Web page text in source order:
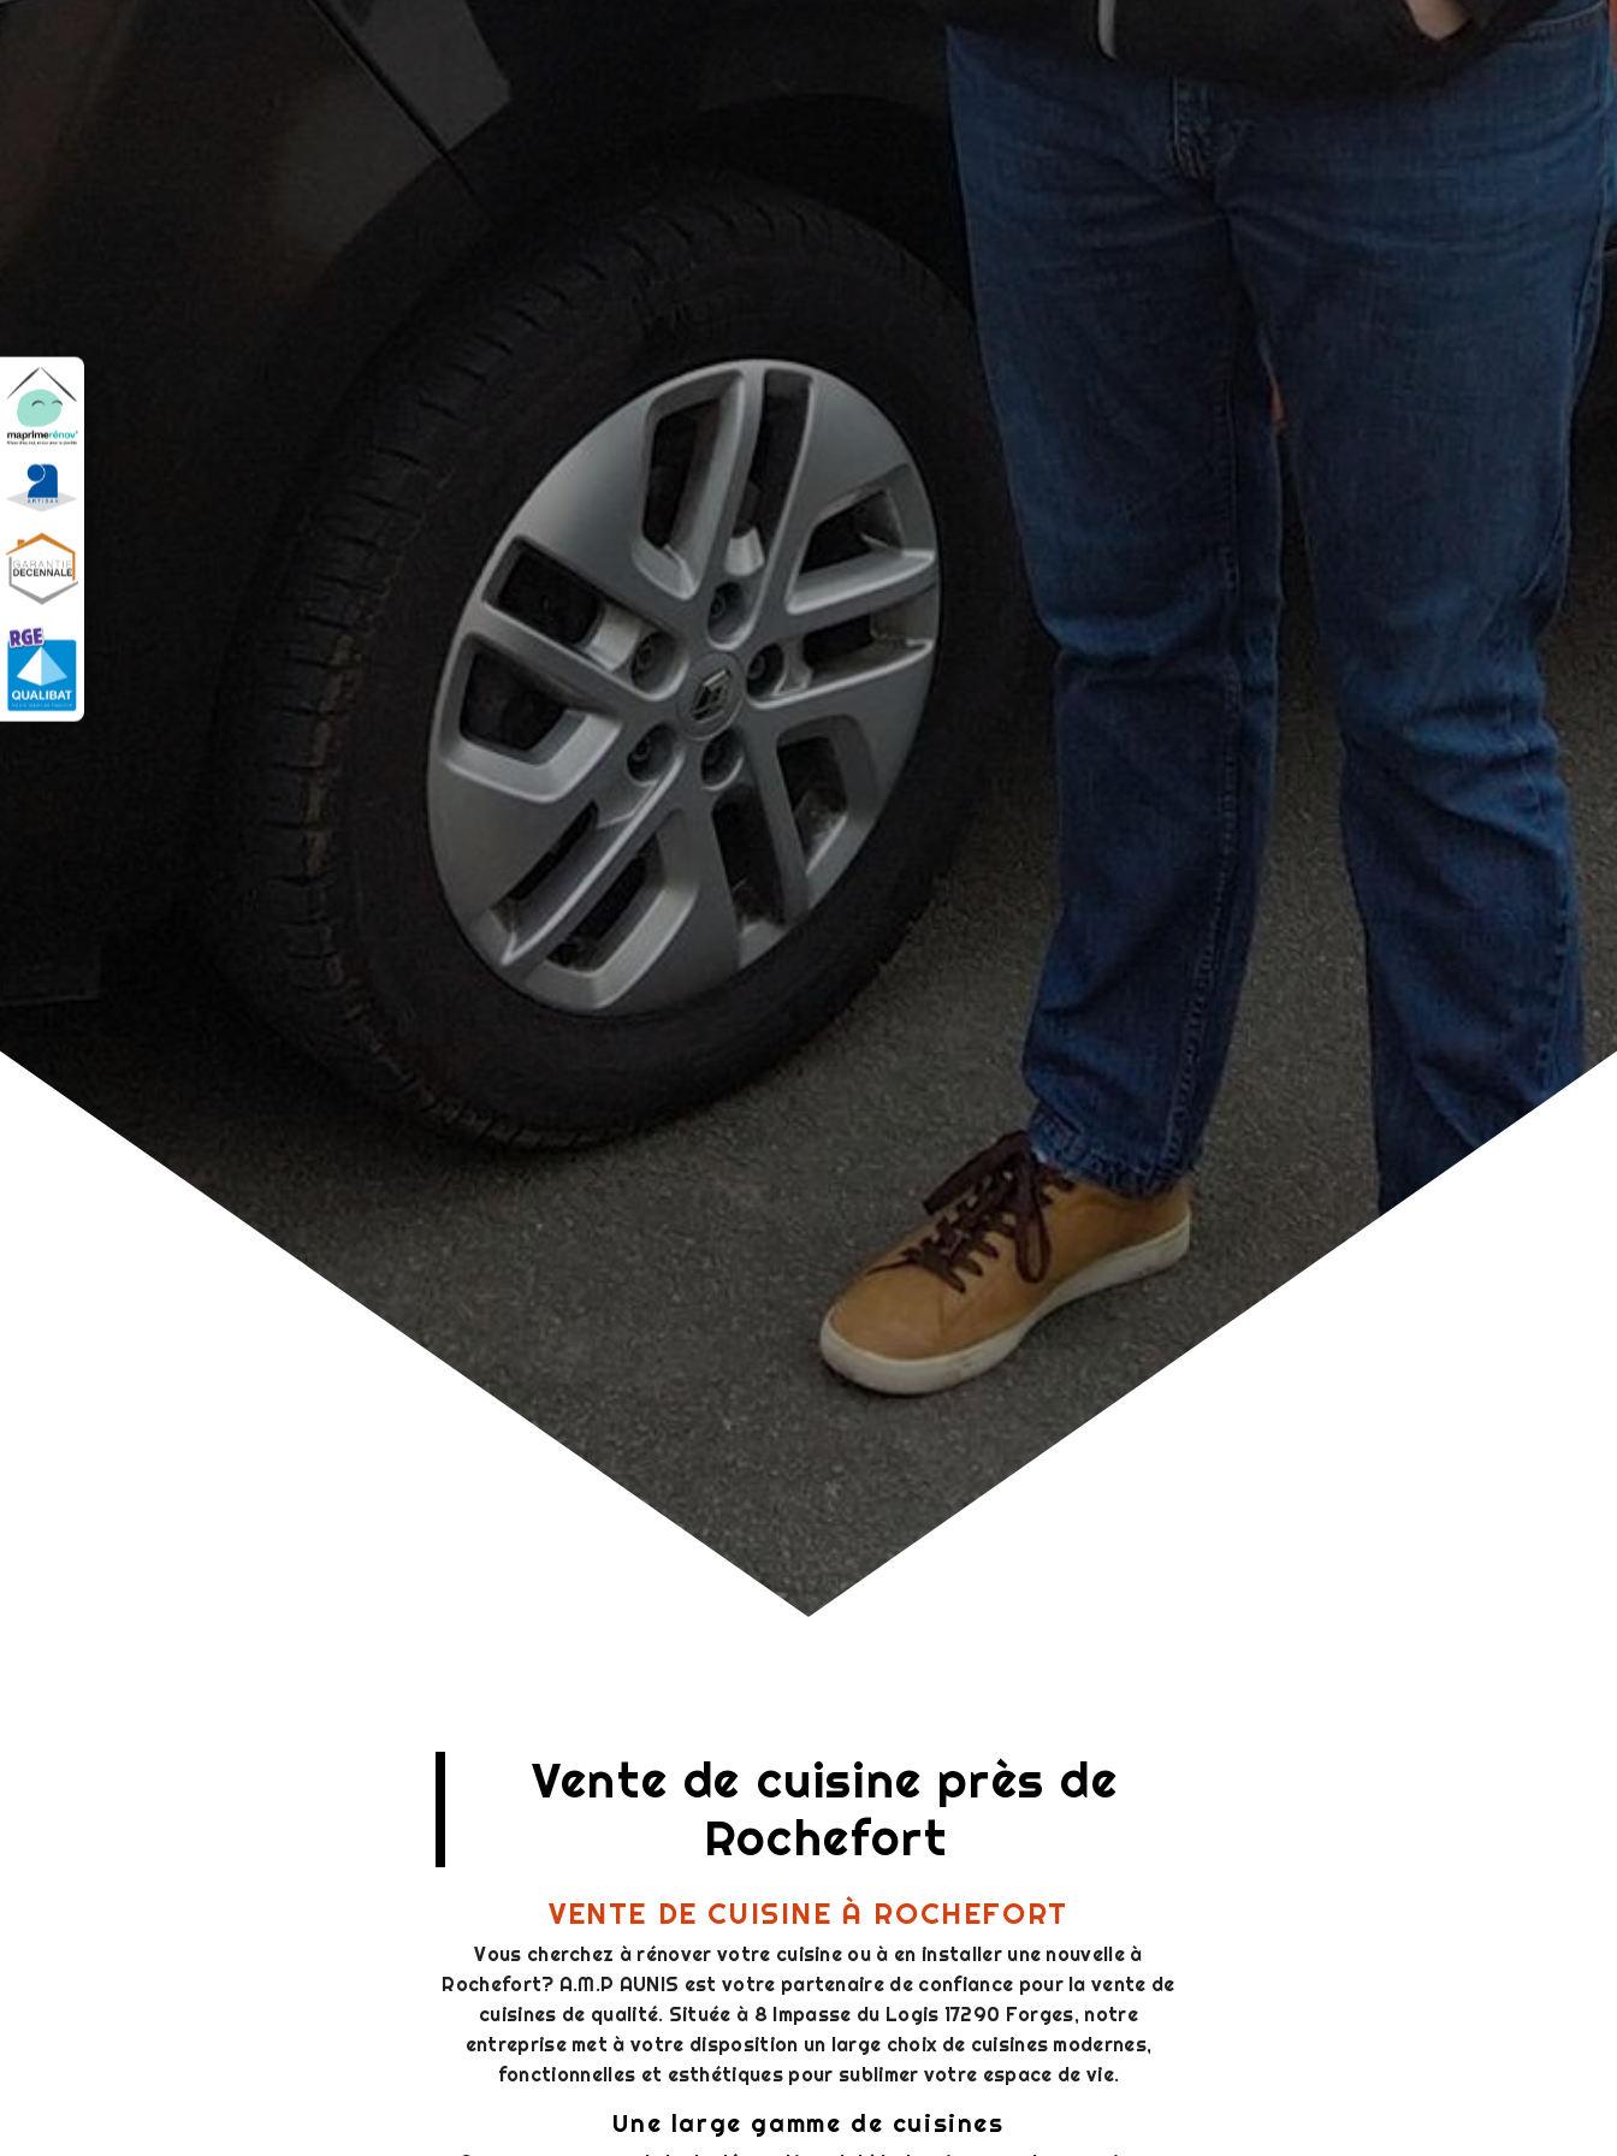
Vente de cuisine près de
Rochefort
VENTE DE CUISINE À ROCHEFORT
Vous cherchez à rénover votre cuisine ou à en installer une nouvelle à
Rochefort? A.M.P AUNIS est votre partenaire de confiance pour la vente de
cuisines de qualité. Située à 8 Impasse du Logis 17290 Forges, notre
entreprise met à votre disposition un large choix de cuisines modernes,
fonctionnelles et esthétiques pour sublimer votre espace de vie.
Une large gamme de cuisines